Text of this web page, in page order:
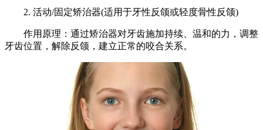
2. 活动/固定矫治器(适用于牙性反颌或轻度骨性反颌)
作用原理：通过矫治器对牙齿施加持续、温和的力，调整
牙齿位置，解除反颌，建立正常的咬合关系。